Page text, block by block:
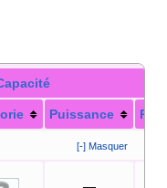
Puissance
[-] Masquer